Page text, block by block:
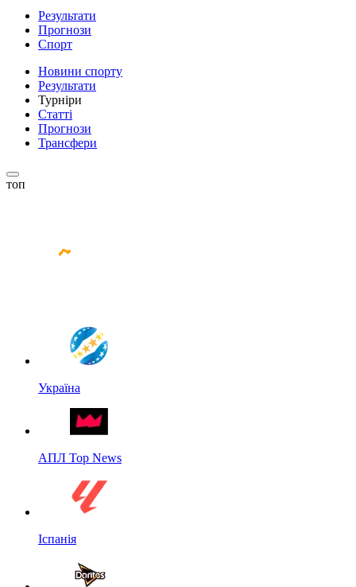
Результати
Прогнози
Спорт
Новини спорту
Результати
Турніри
Статті
Прогнози
Трансфери
топ
Україна
АПЛ Top News
Іспанія